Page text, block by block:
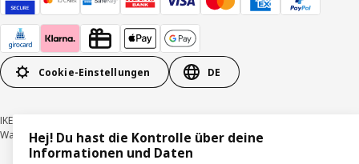
Cookie-Einstellungen DE
IKEA Deutschland GmbH & Co. KG - Am Wandersmann 2-4, 65719 Hofheim-
Wallau © Inter IKEA Systems B.V. 1999-2026
Hej! Du hast die Kontrolle über deine
Informationen und Daten